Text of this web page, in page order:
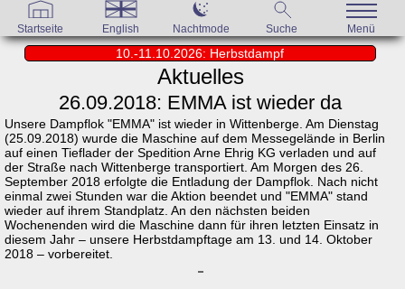
Startseite English Nachtmode Suche Menü
10.-11.10.2026: Herbstdampf
Aktuelles
26.09.2018: EMMA ist wieder da
Unsere Dampflok "EMMA" ist wieder in Wittenberge. Am Dienstag
(25.09.2018) wurde die Maschine auf dem Messegelände in Berlin
auf einen Tieflader der Spedition Arne Ehrig KG verladen und auf
der Straße nach Wittenberge transportiert. Am Morgen des 26.
September 2018 erfolgte die Entladung der Dampflok. Nach nicht
einmal zwei Stunden war die Aktion beendet und "EMMA" stand
wieder auf ihrem Standplatz. An den nächsten beiden
Wochenenden wird die Maschine dann für ihren letzten Einsatz in
diesem Jahr – unsere Herbstdampftage am 13. und 14. Oktober
2018 – vorbereitet.